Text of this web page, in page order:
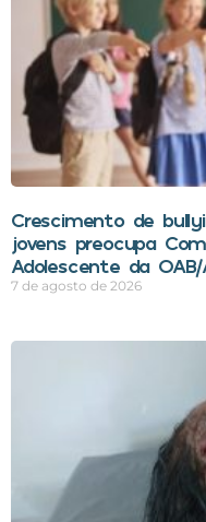
Crescimento de
jovens preocupa
Adolescente da OAB/
7 de agosto de 2026